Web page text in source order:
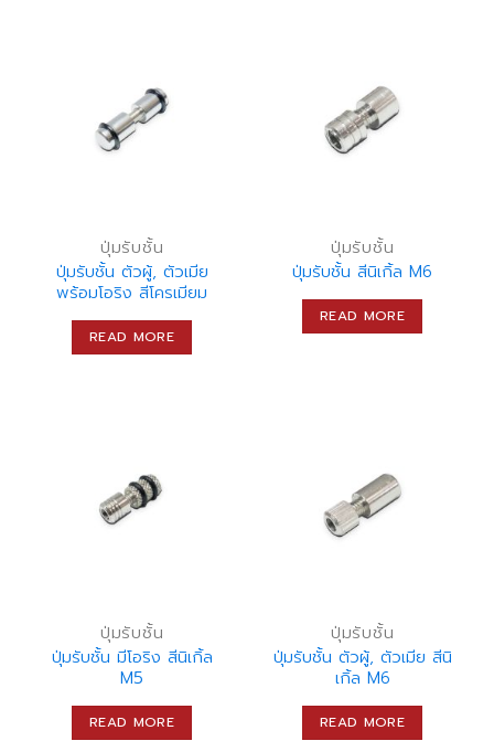
ปุ่มรับชั้น
ปุ่มรับชั้น ตัวผู้, ตัวเมีย
พร้อมโอริง สีโครเมียม
READ MORE
ปุ่มรับชั้น
ปุ่มรับชั้น สีนิเกิ้ล M6
READ MORE
ปุ่มรับชั้น
ปุ่มรับชั้น มีโอริง สีนิเกิ้ล
M5
READ MORE
ปุ่มรับชั้น
ปุ่มรับชั้น ตัวผู้, ตัวเมีย สีนิ
เกิ้ล M6
READ MORE